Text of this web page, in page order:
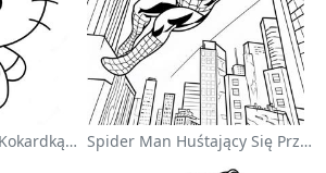
Urocza Hello Kitty Z Kokardką - Kolorowanka Spider Man Huśtający Się Przez Miasto - Kolorowanka